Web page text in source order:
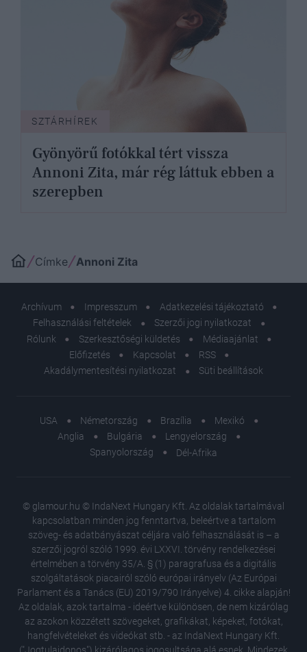
SZTÁRHÍREK
Gyönyörű fotókkal tért vissza
Annoni Zita, már rég láttuk ebben a
szerepben
Címke Annoni Zita
Archívum Impresszum
Adatkezelési tájékoztató
Felhasználási feltételek
Szerzői jogi nyilatkozat
Rólunk
Szerkesztőségi küldetés
Médiaajánlat
Előfizetés
Kapcsolat
RSS
Akadálymentesítési nyilatkozat
Süti beállítások
USA Németország Brazília
Mexikó
Anglia
Bulgária
Lengyelország
Spanyolország
Dél-Afrika
© glamour.hu © IndaNext Hungary Kft. Az oldalak tartalmával
kapcsolatban minden jog fenntartva, beleértve a tartalom
szöveg- és adatbányászat céljára való felhasználását is – a
szerzői jogról szóló 1999. évi LXXVI. törvény rendelkezései
értelmében a törvény 35/A. § (1) paragrafusa és a digitális
szolgáltatások piacairól szóló európai irányelv (Az Európai
Parlament és a Tanács (EU) 2019/790 Irányelve) 4. cikke alapján!
Az oldalak, azok tartalma - ideértve különösen, de nem kizárólag
az azokon közzétett szövegeket, grafikákat, képeket, fotókat,
hangfelvételeket és videókat stb. - az IndaNext Hungary Kft.